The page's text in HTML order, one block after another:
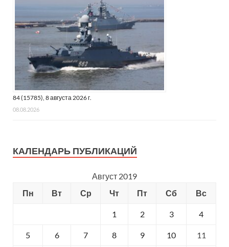
84 (15785), 8 августа 2026 г.
08.08.2026
КАЛЕНДАРЬ ПУБЛИКАЦИЙ
Август 2019
Пн
Вт Ср Чт Пт Сб Вс
1 2 3 4
5 6 7 8 9 10 11